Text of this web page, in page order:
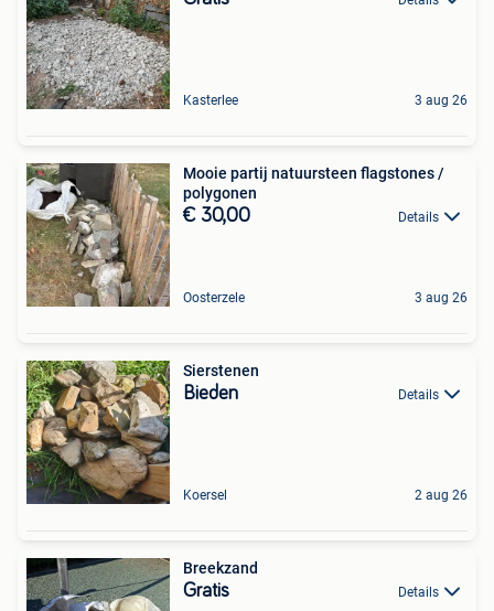
Kasterlee 3 aug 26
Mooie partij natuursteen flagstones /
polygonen
€ 30,00 Details
Oosterzele 3 aug 26
Sierstenen
Bieden Details
Koersel 2 aug 26
Breekzand
Gratis Details